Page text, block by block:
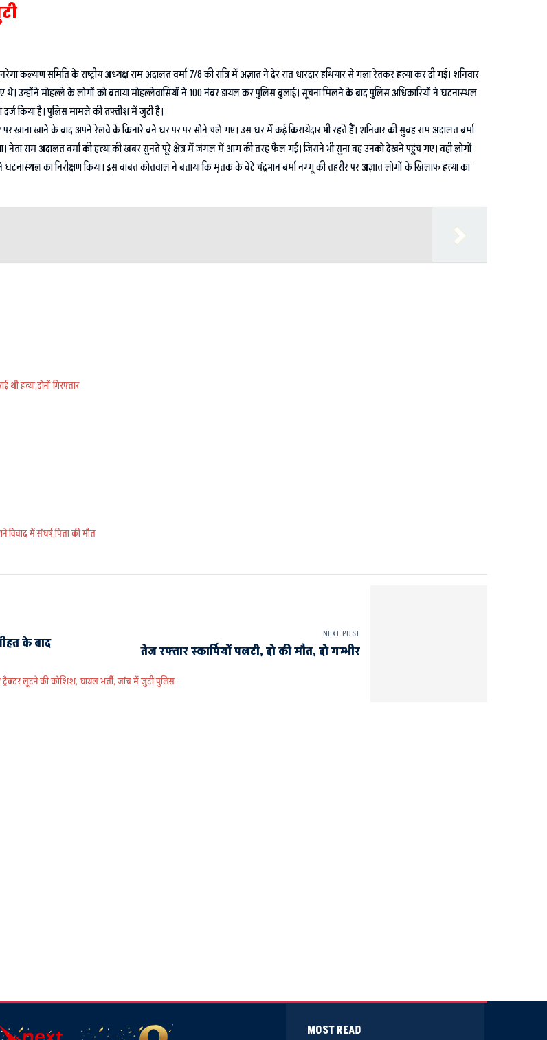
समिति के राष्ट्रीय अध्यक्ष राम अदालत वर्मा 7/8 की रात्रि में अज्ञात ने देर रात धारदार हथियार से गला रेतकर हत्या कर दी गई। शनिवार
उन्होंने मोहल्ले के लोगों को बताया मोहल्लेवासियों ने 100 नंबर डायल कर पुलिस बुलाई। सूचना मिलने के बाद पुलिस अधिकारियों ने घटनास्थल
किया है। पुलिस मामले की तफ्तीश में जुटी है।
पर खाना खाने के बाद अपने रेलवे के किनारे बने घर पर पर सोने चले गए। उस घर में कई किरायेदार भी रहते हैं। शनिवार की सुबह राम अदालत बर्मा
नेता राम अदालत वर्मा की हत्या की खबर सुनते पूरे क्षेत्र में जंगल में आग की तरह फैल गई। जिसने भी सुना वह उनको देखने पहुंच गए। वही लोगों
घटनास्थल का निरीक्षण किया। इस बाबत कोतवाल ने बताया कि मृतक के बेटे चंद्रभान बर्मा नग्गू की तहरीर पर अज्ञात लोगों के खिलाफ हत्या का
थी हत्या,दोनों गिरफ्तार
विवाद में संघर्ष,पिता की मौत
लूटने की कोशिश, घायल भर्ती, जांच में जुटी पुलिस
के बाद
NEXT POST
तेज रफ्तार स्कार्पियों पलटी, दो की मौत, दो गम्भीर
MOST READ